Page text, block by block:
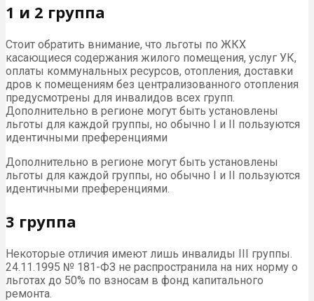
1 и 2 группа
Стоит обратить внимание, что льготы по ЖКХ
касающиеся содержания жилого помещения, услуг УК,
оплаты коммунальных ресурсов, отопления, доставки
дров к помещениям без централизованного отопления
предусмотрены для инвалидов всех групп.
Дополнительно в регионе могут быть установлены
льготы для каждой группы, но обычно I и II пользуются
идентичными преференциями
Дополнительно в регионе могут быть установлены
льготы для каждой группы, но обычно I и II пользуются
идентичными преференциями.
3 группа
Некоторые отличия имеют лишь инвалиды III группы.
24.11.1995 № 181-ФЗ не распространила на них норму о
льготах до 50% по взносам в фонд капитального
ремонта.